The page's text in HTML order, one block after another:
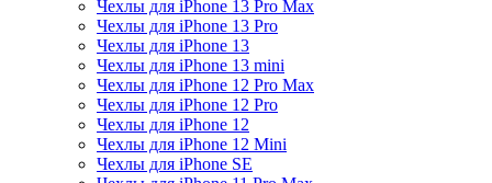
Чехлы для iPhone 13 Pro Max
Чехлы для iPhone 13 Pro
Чехлы для iPhone 13
Чехлы для iPhone 13 mini
Чехлы для iPhone 12 Pro Max
Чехлы для iPhone 12 Pro
Чехлы для iPhone 12
Чехлы для iPhone 12 Mini
Чехлы для iPhone SE